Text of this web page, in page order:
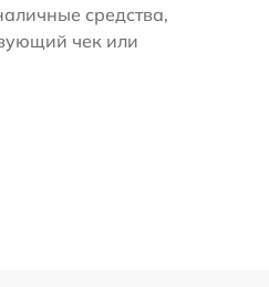
средства,
чек или